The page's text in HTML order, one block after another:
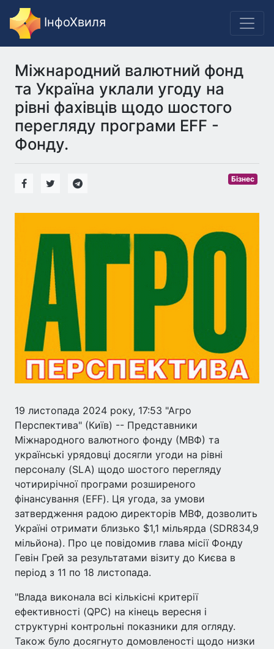
ІнфоХвиля
Міжнародний валютний фонд
та Україна уклали угоду на
рівні фахівців щодо шостого
перегляду програми EFF -
Фонду.
Бізнес
19 листопада 2024 року, 17:53 "Агро
Перспектива" (Київ) -- Представники
Міжнародного валютного фонду (МВФ) та
українські урядовці досягли угоди на рівні
персоналу (SLA) щодо шостого перегляду
чотирирічної програми розширеного
фінансування (EFF). Ця угода, за умови
затвердження радою директорів МВФ, дозволить
Україні отримати близько $1,1 мільярда (SDR834,9
мільйона). Про це повідомив глава місії Фонду
Гевін Грей за результатами візиту до Києва в
період з 11 по 18 листопада.
"Влада виконала всі кількісні критерії
ефективності (QPC) на кінець вересня і
структурні контрольні показники для огляду.
Також було досягнуто домовленості щодо низки